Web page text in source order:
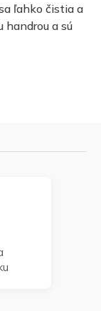
ľahko čistia a
handrou a sú